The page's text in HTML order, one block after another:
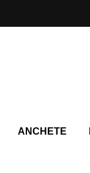
ANCHETE